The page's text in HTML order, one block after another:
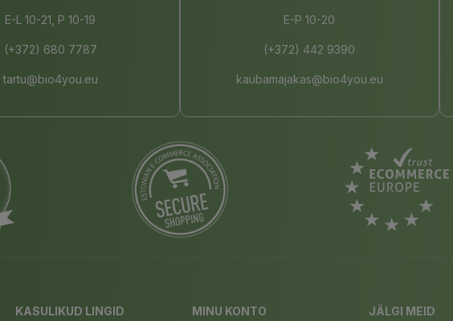
E-L 10-21, P 10-19
(+372) 680 7787
tartu@bio4you.eu
E-P 10-20
(+372) 442 9390
kaubamajakas@bio4you.eu
KASULIKUD LINGID MINU KONTO JÄLGI MEID